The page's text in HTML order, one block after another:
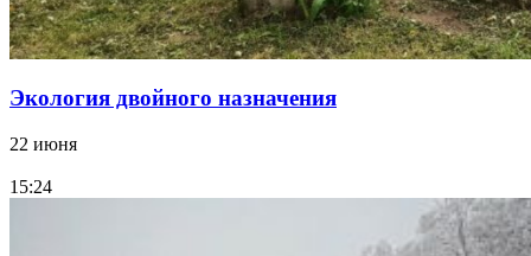
Экология двойного назначения
22 июня
15:24